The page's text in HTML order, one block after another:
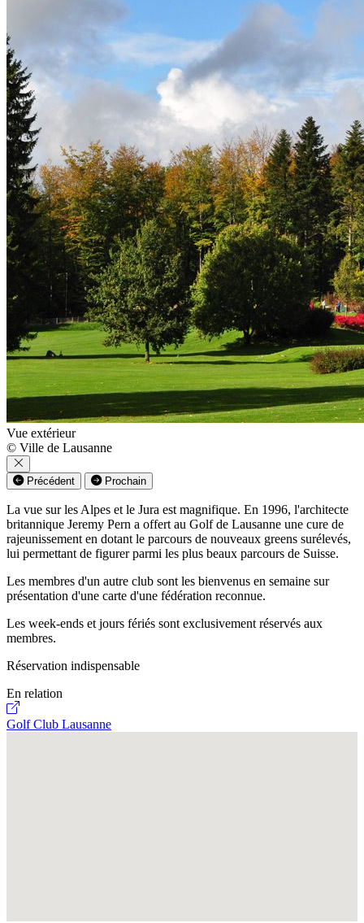
Vue extérieur
© Ville de Lausanne
Précédent Prochain
La vue sur les Alpes et le Jura est magnifique. En 1996, l'architecte
britannique Jeremy Pern a offert au Golf de Lausanne une cure de
rajeunissement en dotant le parcours de nouveaux greens surélevés,
lui permettant de figurer parmi les plus beaux parcours de Suisse.
Les membres d'un autre club sont les bienvenus en semaine sur
présentation d'une carte d'une fédération reconnue.
Les week-ends et jours fériés sont exclusivement réservés aux
membres.
Réservation indispensable
En relation
Golf Club Lausanne